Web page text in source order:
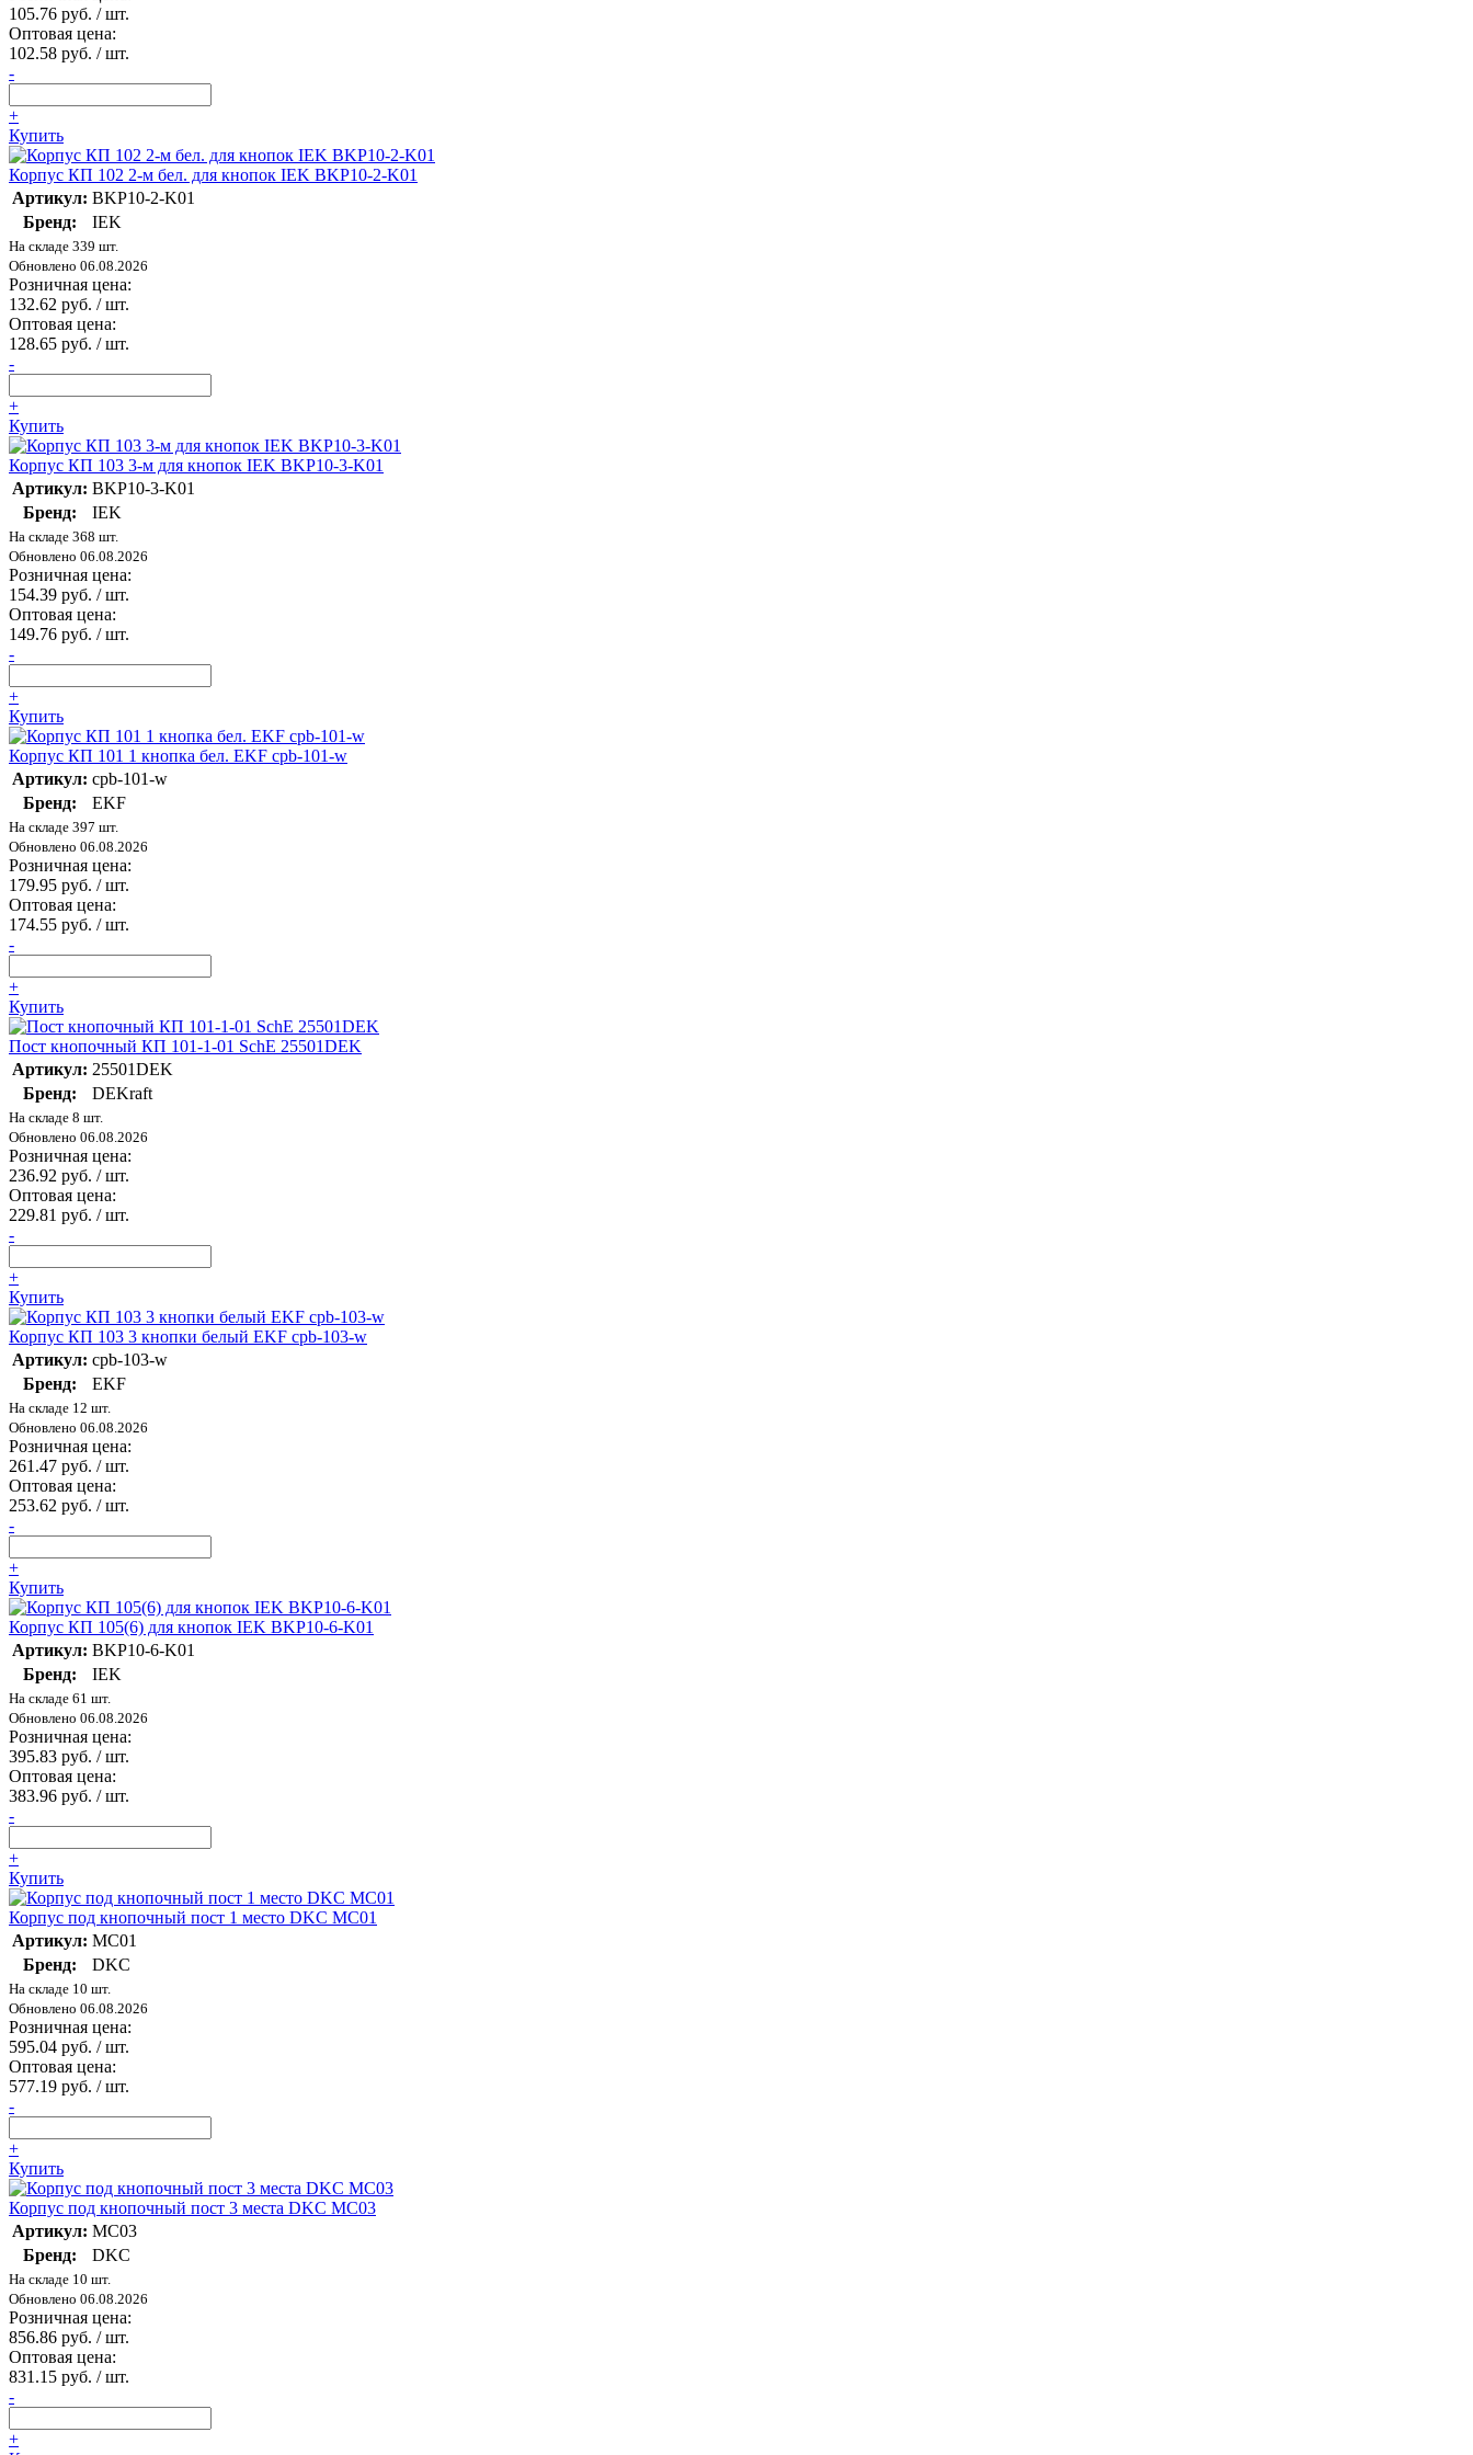
105.76 руб. / шт.
Оптовая цена:
102.58 руб. / шт.
-
+
Купить
Корпус КП 102 2-м бел. для кнопок IEK BKP10-2-K01
Артикул: BKP10-2-K01
Бренд:
IEK
На складе 339 шт.
Обновлено 06.08.2026
Розничная цена:
132.62 руб. / шт.
Оптовая цена:
128.65 руб. / шт.
-
+
Купить
Корпус КП 103 3-м для кнопок IEK BKP10-3-K01
Артикул: BKP10-3-K01
Бренд:
IEK
На складе 368 шт.
Обновлено 06.08.2026
Розничная цена:
154.39 руб. / шт.
Оптовая цена:
149.76 руб. / шт.
-
+
Купить
Корпус КП 101 1 кнопка бел. EKF cpb-101-w
Артикул: cpb-101-w
Бренд:
EKF
На складе 397 шт.
Обновлено 06.08.2026
Розничная цена:
179.95 руб. / шт.
Оптовая цена:
174.55 руб. / шт.
-
+
Купить
Пост кнопочный КП 101-1-01 SchE 25501DEK
Артикул: 25501DEK
Бренд:
DEKraft
На складе 8 шт.
Обновлено 06.08.2026
Розничная цена:
236.92 руб. / шт.
Оптовая цена:
229.81 руб. / шт.
-
+
Купить
Корпус КП 103 3 кнопки белый EKF cpb-103-w
Артикул: cpb-103-w
Бренд:
EKF
На складе 12 шт.
Обновлено 06.08.2026
Розничная цена:
261.47 руб. / шт.
Оптовая цена:
253.62 руб. / шт.
-
+
Купить
Корпус КП 105(6) для кнопок IEK BKP10-6-K01
Артикул: BKP10-6-K01
Бренд:
IEK
На складе 61 шт.
Обновлено 06.08.2026
Розничная цена:
395.83 руб. / шт.
Оптовая цена:
383.96 руб. / шт.
-
+
Купить
Корпус под кнопочный пост 1 место DKC MC01
Артикул: MC01
Бренд:
DKC
На складе 10 шт.
Обновлено 06.08.2026
Розничная цена:
595.04 руб. / шт.
Оптовая цена:
577.19 руб. / шт.
-
+
Купить
Корпус под кнопочный пост 3 места DKC MC03
Артикул: MC03
Бренд:
DKC
На складе 10 шт.
Обновлено 06.08.2026
Розничная цена:
856.86 руб. / шт.
Оптовая цена:
831.15 руб. / шт.
-
+